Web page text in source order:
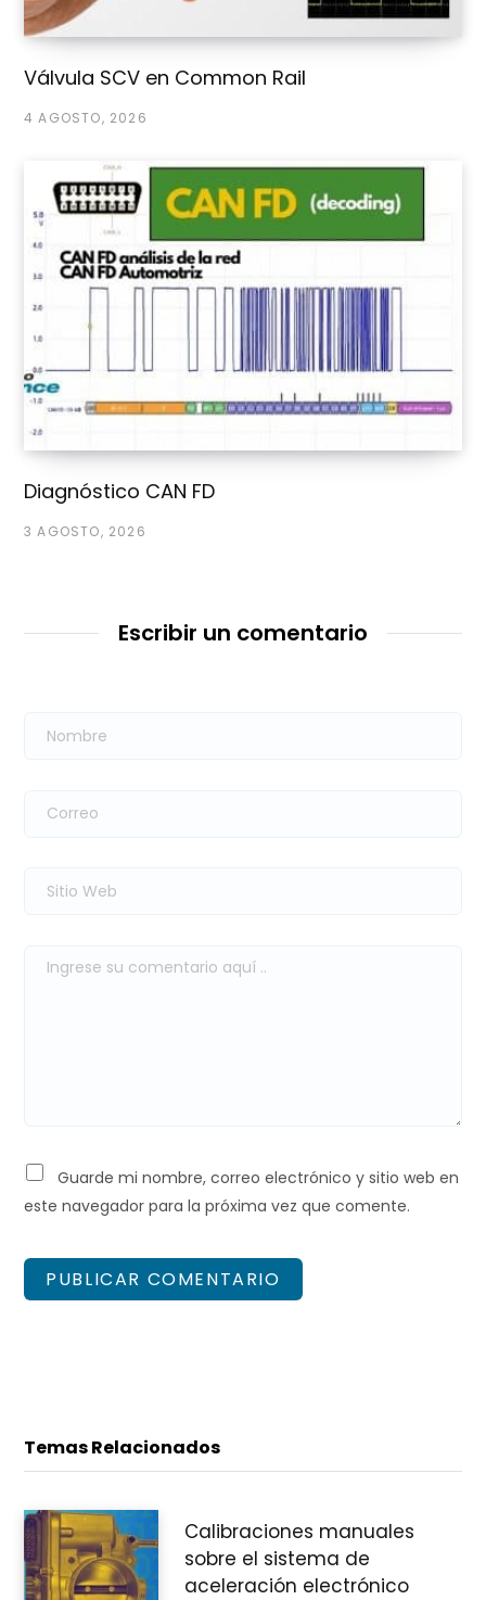
Válvula SCV en Common Rail
4 AGOSTO, 2026
Diagnóstico CAN FD
3 AGOSTO, 2026
Escribir un comentario
Guarde mi nombre, correo electrónico y sitio web en
este navegador para la próxima vez que comente.
Temas Relacionados
Calibraciones manuales
sobre el sistema de
aceleración electrónico